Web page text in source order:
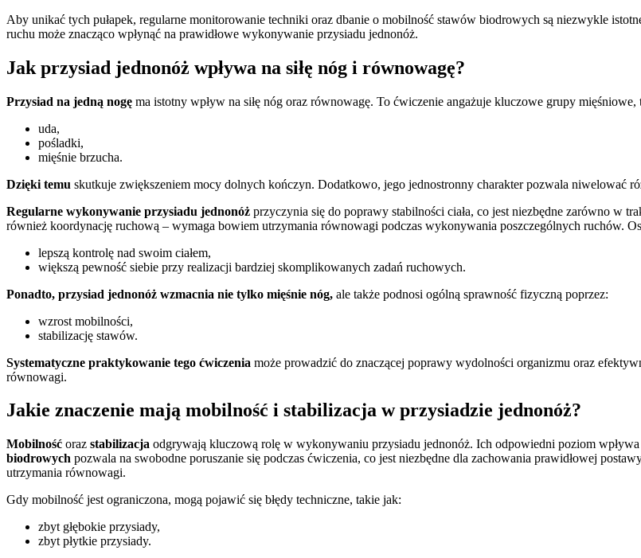
Aby unikać tych pułapek, regularne monitorowanie techniki oraz dbanie o mobilność stawów biodrowych są niezwykle
ruchu może znacząco wpłynąć na prawidłowe wykonywanie przysiadu jednonóż.
Jak przysiad jednonóż wpływa na siłę nóg i równowagę?
Przysiad na jedną nogę ma istotny wpływ na siłę nóg oraz równowagę. To ćwiczenie angażuje kluczowe grupy mięśniowe,
uda,
pośladki,
mięśnie brzucha.
Dzięki temu skutkuje zwiększeniem mocy dolnych kończyn. Dodatkowo, jego jednostronny charakter pozwala niwelować
Regularne wykonywanie przysiadu jednonóż przyczynia się do poprawy stabilności ciała, co jest niezbędne zarówno
również koordynację ruchową – wymaga bowiem utrzymania równowagi podczas wykonywania poszczególnych ruchów.
lepszą kontrolę nad swoim ciałem,
większą pewność siebie przy realizacji bardziej skomplikowanych zadań ruchowych.
Ponadto, przysiad jednonóż wzmacnia nie tylko mięśnie nóg, ale także podnosi ogólną sprawność fizyczną poprzez:
wzrost mobilności,
stabilizację stawów.
Systematyczne praktykowanie tego ćwiczenia może prowadzić do znaczącej poprawy wydolności organizmu oraz
równowagi.
Jakie znaczenie mają mobilność i stabilizacja w przysiadzie jednonóż?
Mobilność oraz stabilizacja odgrywają kluczową rolę w wykonywaniu przysiadu jednonóż. Ich odpowiedni poziom
biodrowych pozwala na swobodne poruszanie się podczas ćwiczenia, co jest niezbędne dla zachowania prawidłowej
utrzymania równowagi.
Gdy mobilność jest ograniczona, mogą pojawić się błędy techniczne, takie jak:
zbyt głębokie przysiady,
zbyt płytkie przysiady.